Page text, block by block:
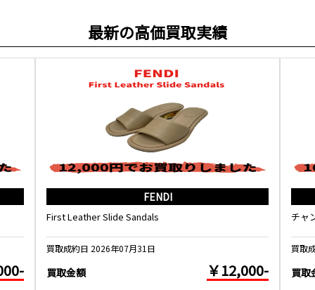
最新の高価買取実績
FENDI
First Leather Slide Sandals
買取成約日 2026年07月31日
買取金額 ￥12,000-
チャ
買取
買取